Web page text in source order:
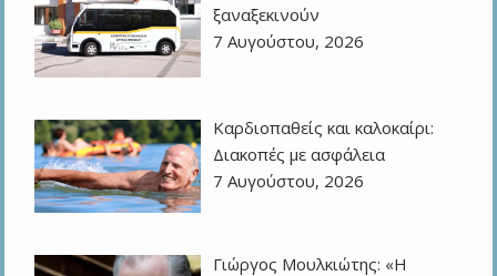
ξαναξεκινούν
7 Αυγούστου, 2026
Καρδιοπαθείς και καλοκαίρι:
Διακοπές με ασφάλεια
7 Αυγούστου, 2026
Γιώργος Μουλκιώτης: «Η